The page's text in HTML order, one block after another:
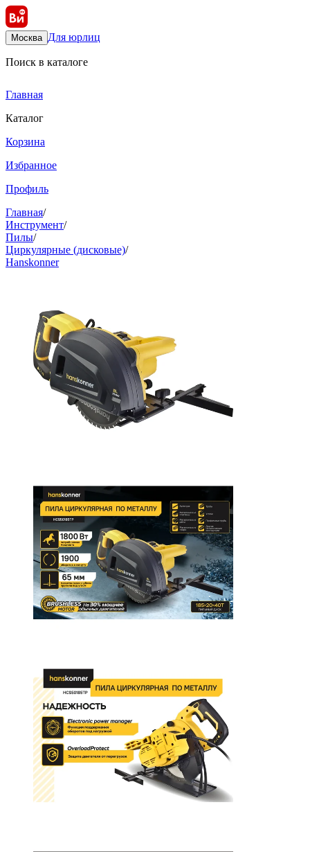
Москва Для юрлиц
Поиск в каталоге
Главная
Каталог
Корзина
Избранное
Профиль
Главная/
Инструмент/
Пилы/
Циркулярные (дисковые)/
Hanskonner